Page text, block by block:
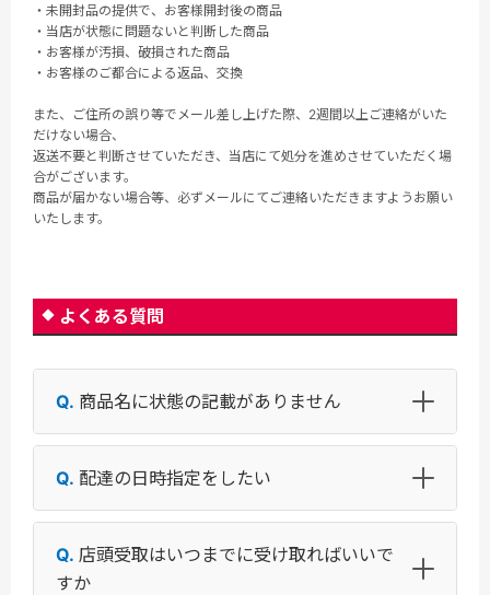
・未開封品の提供で、お客様開封後の商品
・当店が状態に問題ないと判断した商品
・お客様が汚損、破損された商品
・お客様のご都合による返品、交換
また、ご住所の誤り等でメール差し上げた際、2週間以上ご連絡がいた
だけない場合、
返送不要と判断させていただき、当店にて処分を進めさせていただく場
合がございます。
商品が届かない場合等、必ずメールにてご連絡いただきますようお願い
いたします。
よくある質問
商品名に状態の記載がありません
配達の日時指定をしたい
店頭受取はいつまでに受け取ればいいで
すか